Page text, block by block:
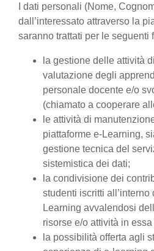
I dati personali (Nome,
dall’interessato attraverso la
saranno trattati per le seguenti
la gestione delle attività
valutazione degli
personale docente e/o
(chiamato a cooperare
le attività di
piattaforme e-Learning,
gestione tecnica del
sistemistica dei dati;
la condivisione dei
studenti iscritti
Learning avvalendosi
risorse e/o attività in
la possibilità offerta agli